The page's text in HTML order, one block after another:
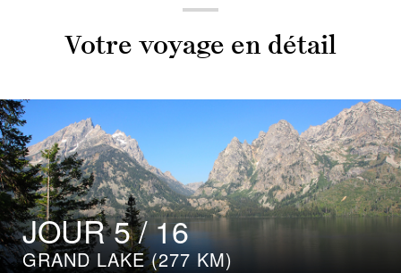
Votre voyage en détail
JOUR 5 / 16
GRAND LAKE (277 KM)